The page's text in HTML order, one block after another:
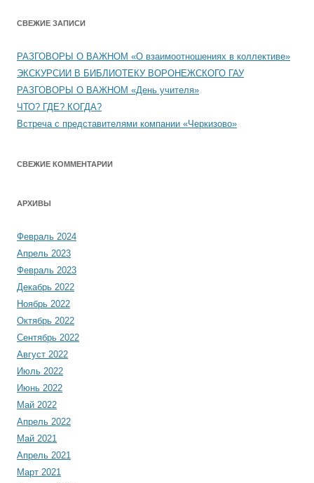
СВЕЖИЕ ЗАПИСИ
РАЗГОВОРЫ О ВАЖНОМ «О взаимоотношениях в коллективе»
ЭКСКУРСИИ В БИБЛИОТЕКУ ВОРОНЕЖСКОГО ГАУ
РАЗГОВОРЫ О ВАЖНОМ «День учителя»
ЧТО? ГДЕ? КОГДА?
Встреча с представителями компании «Черкизово»
СВЕЖИЕ КОММЕНТАРИИ
АРХИВЫ
Февраль 2024
Апрель 2023
Февраль 2023
Декабрь 2022
Ноябрь 2022
Октябрь 2022
Сентябрь 2022
Август 2022
Июль 2022
Июнь 2022
Май 2022
Апрель 2022
Май 2021
Апрель 2021
Март 2021